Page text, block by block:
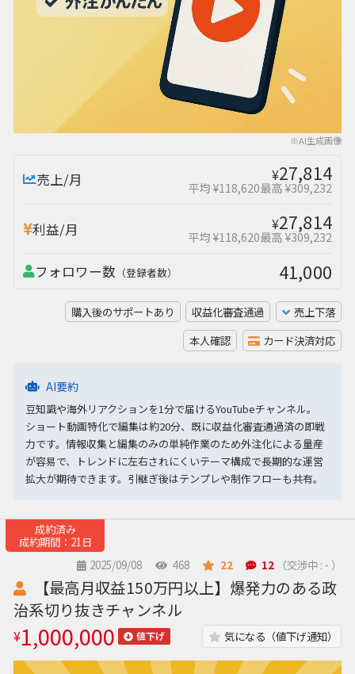
※AI生成画像
売上/月 ¥27,814
平均 ¥118,620最高 ¥309,232
利益/月 ¥27,814
平均 ¥118,620最高 ¥309,232
フォロワー数 （登録者数） 41,000
購入後のサポートあり 収益化審査通過
売上下落
本人確認
カード決済対応
AI要約
豆知識や海外リアクションを1分で届けるYouTubeチャンネル。
ショート動画特化で編集は約20分、既に収益化審査通過済の即戦
力です。情報収集と編集のみの単純作業のため外注化による量産
が容易で、トレンドに左右されにくいテーマ構成で長期的な運営
拡大が期待できます。引継ぎ後はテンプレや制作フローも共有。
成約済み
成約期間：21日
2025/09/08
468 22 12 （交渉中 : - ）
【最高月収益150万円以上】爆発力のある政
治系切り抜きチャンネル
¥1,000,000 値下げ 気になる（値下げ通知）